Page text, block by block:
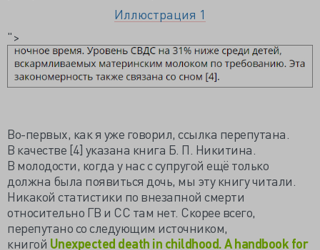
Иллюстрация 1
">
Во-первых, как я уже говорил, ссылка перепутана.
В качестве [4] указана книга Б. П. Никитина.
В молодости, когда у нас с супругой ещё только
должна была появиться дочь, мы эту книгу читали.
Никакой статистики по внезапной смерти
относительно ГВ и СС там нет. Скорее всего,
перепутано со следующим источником,
книгой Unexpected death in childhood. A handbook for